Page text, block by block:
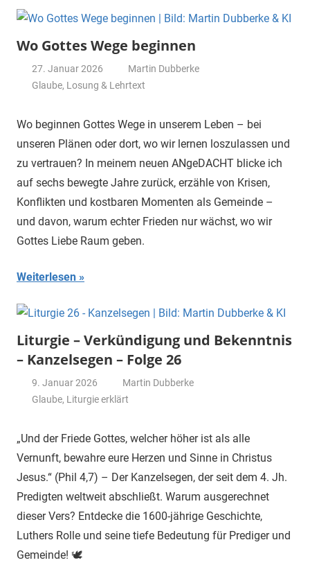
Wo Gottes Wege beginnen
27. Januar 2026
Martin Dubberke
Glaube, Losung & Lehrtext
Wo beginnen Gottes Wege in unserem Leben – bei
unseren Plänen oder dort, wo wir lernen loszulassen und
zu vertrauen? In meinem neuen ANgeDACHT blicke ich
auf sechs bewegte Jahre zurück, erzähle von Krisen,
Konflikten und kostbaren Momenten als Gemeinde –
und davon, warum echter Frieden nur wächst, wo wir
Gottes Liebe Raum geben.
Weiterlesen
Liturgie – Verkündigung und Bekenntnis
– Kanzelsegen – Folge 26
9. Januar 2026
Martin Dubberke
Glaube, Liturgie erklärt
„Und der Friede Gottes, welcher höher ist als alle
Vernunft, bewahre eure Herzen und Sinne in Christus
Jesus.“ (Phil 4,7) – Der Kanzelsegen, der seit dem 4. Jh.
Predigten weltweit abschließt. Warum ausgerechnet
dieser Vers? Entdecke die 1600-jährige Geschichte,
Luthers Rolle und seine tiefe Bedeutung für Prediger und
Gemeinde! 🕊️